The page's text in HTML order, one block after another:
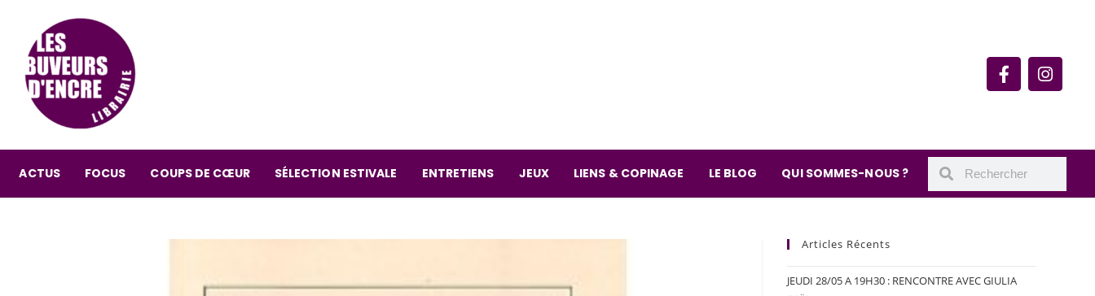
ACTUS FOCUS COUPS DE CŒUR SÉLECTION ESTIVALE ENTRETIENS JEUX LIENS & COPINAGE LE BLOG QUI SOMMES-NOUS ?
Articles Récents
JEUDI 28/05 A 19H30 : RENCONTRE AVEC GIULIA